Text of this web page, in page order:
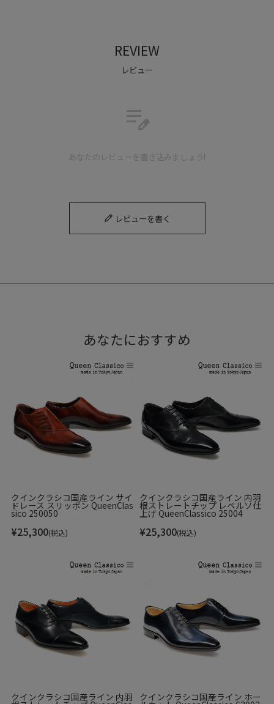
ーのボブソンブランドの中でも代表するデザイン。
ンのマストアイテムです。
Bobson
History
半世紀以上の歴史を持つ国産デニムブランド「Bobson」が展開する、
減し、耐久性にも優れた実力派。素材にもこだわり、歩きやすさと履
REVIEW
レビュー
edit_note
あなたのレビューを書き込みましょう!
レビューを書く
あなたにおすすめ
クインクラシコ国産ライン サイ
ドレース スリッポン QueenClas
sico 250050
¥25,300(税込)
クインクラシコ国産ライン 内羽
根ストレートチップ レベルソ仕
上げ QueenClassico 25004
¥25,300(税込)
クインクラシコ国産ライン 内羽 クインクラシコ国産ライン ホー